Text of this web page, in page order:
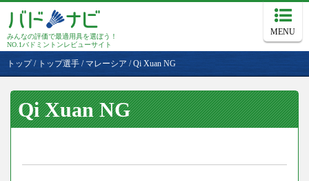
みんなの評価で最適用具を選ぼう！
NO.1バドミントンレビューサイト
MENU
トップ/ トップ選手 / マレーシア /Qi Xuan NG
Qi Xuan NG